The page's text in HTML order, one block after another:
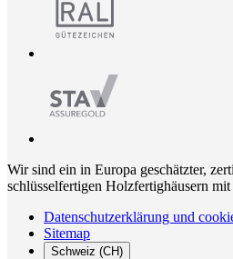
Wir sind ein in Europa geschätzter,
schlüsselfertigen Holzfertighäusern
Datenschutzerklärung und
Sitemap
Schweiz (CH)